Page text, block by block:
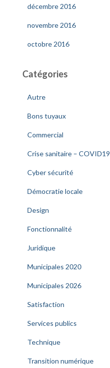
décembre 2016
novembre 2016
octobre 2016
Catégories
Autre
Bons tuyaux
Commercial
Crise sanitaire – COVID19
Cyber sécurité
Démocratie locale
Design
Fonctionnalité
Juridique
Municipales 2020
Municipales 2026
Satisfaction
Services publics
Technique
Transition numérique